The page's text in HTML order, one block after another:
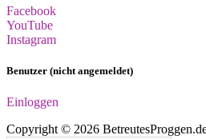
Facebook
YouTube
Instagram
Benutzer (nicht angemeldet)
Einloggen
Copyright © 2026